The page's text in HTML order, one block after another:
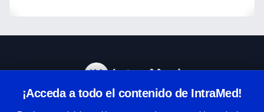
¡Acceda a todo el contenido de IntraMed!